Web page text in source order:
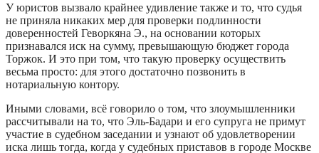
У юристов вызвало крайнее удивление также и то, что судья
не приняла никаких мер для проверки подлинности
доверенностей Геворкяна Э., на основании которых
признавался иск на сумму, превышающую бюджет города
Торжок. И это при том, что такую проверку осуществить
весьма просто: для этого достаточно позвонить в
нотариальную контору.
Иными словами, всё говорило о том, что злоумышленники
рассчитывали на то, что Эль-Бадари и его супруга не примут
участие в судебном заседании и узнают об удовлетворении
иска лишь тогда, когда у судебных приставов в городе Москве